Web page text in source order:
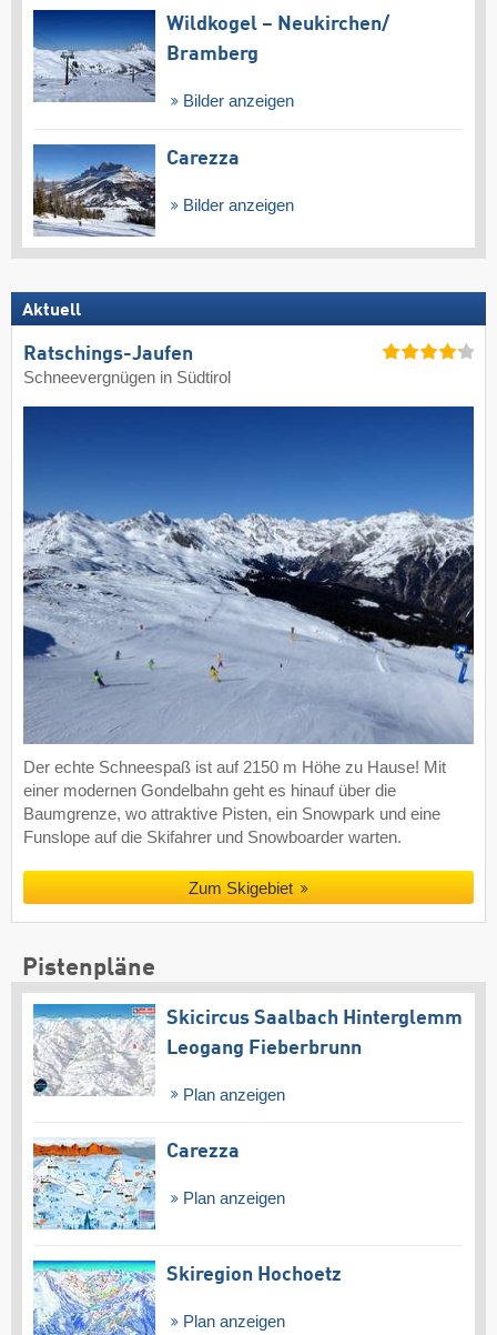
Wildkogel – Neukirchen/​
Bramberg
Bilder anzeigen
Carezza
Bilder anzeigen
Aktuell
Ratschings-Jaufen
Schneevergnügen in Südtirol
Der echte Schneespaß ist auf 2150 m Höhe zu Hause! Mit
einer modernen Gondelbahn geht es hinauf über die
Baumgrenze, wo attraktive Pisten, ein Snowpark und eine
Funslope auf die Skifahrer und Snowboarder warten.
Zum Skigebiet
Pistenpläne
Skicircus Saalbach Hinterglemm
Leogang Fieberbrunn
Plan anzeigen
Carezza
Plan anzeigen
Skiregion Hochoetz
Plan anzeigen